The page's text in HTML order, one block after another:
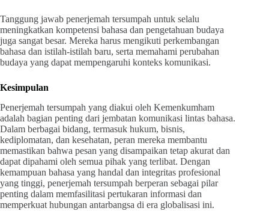
Tanggung jawab penerjemah tersumpah untuk selalu
meningkatkan kompetensi bahasa dan pengetahuan budaya
juga sangat besar. Mereka harus mengikuti perkembangan
bahasa dan istilah-istilah baru, serta memahami perubahan
budaya yang dapat mempengaruhi konteks komunikasi.
Kesimpulan
Penerjemah tersumpah yang diakui oleh Kemenkumham
adalah bagian penting dari jembatan komunikasi lintas bahasa.
Dalam berbagai bidang, termasuk hukum, bisnis,
kediplomatan, dan kesehatan, peran mereka membantu
memastikan bahwa pesan yang disampaikan tetap akurat dan
dapat dipahami oleh semua pihak yang terlibat. Dengan
kemampuan bahasa yang handal dan integritas profesional
yang tinggi, penerjemah tersumpah berperan sebagai pilar
penting dalam memfasilitasi pertukaran informasi dan
memperkuat hubungan antarbangsa di era globalisasi ini.